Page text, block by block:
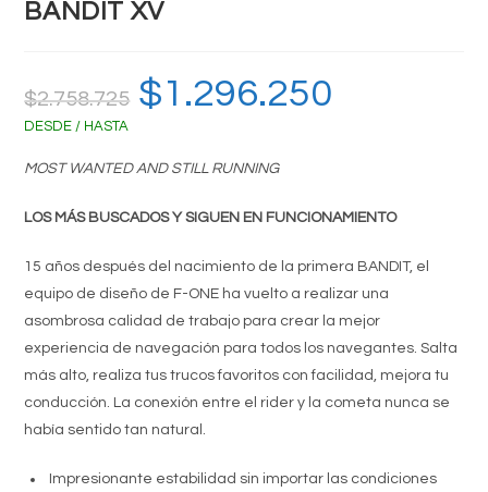
BANDIT XV
$2.758.725
El
precio
original
$1.296.250
DESDE / HASTA
MOST WANTED AND STILL RUNNING
LOS MÁS BUSCADOS Y SIGUEN EN FUNCIONAMIENTO
15 años después del nacimiento de la primera BANDIT, el
equipo de diseño de F-ONE ha vuelto a realizar una
asombrosa calidad de trabajo para crear la mejor
experiencia de navegación para todos los navegantes. Salta
más alto, realiza tus trucos favoritos con facilidad, mejora tu
conducción. La conexión entre el rider y la cometa nunca se
había sentido tan natural.
Impresionante estabilidad sin importar las condiciones